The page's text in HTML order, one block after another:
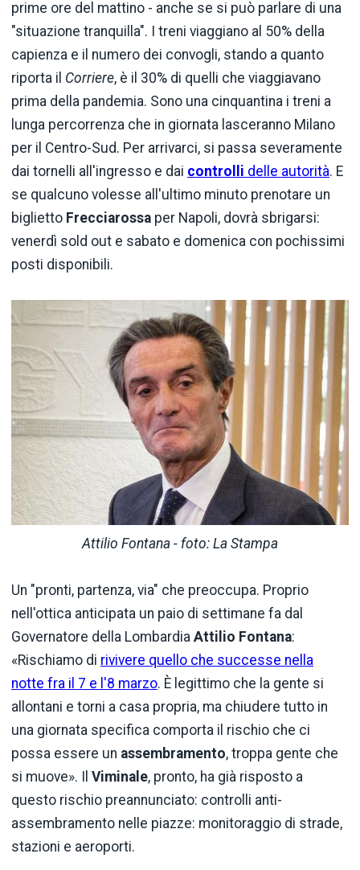
prime ore del mattino - anche se si può parlare di una
"situazione tranquilla". I treni viaggiano al 50% della
capienza e il numero dei convogli, stando a quanto
riporta il Corriere, è il 30% di quelli che viaggiavano
prima della pandemia. Sono una cinquantina i treni a
lunga percorrenza che in giornata lasceranno Milano
per il Centro-Sud. Per arrivarci, si passa severamente
dai tornelli all'ingresso e dai controlli delle autorità. E
se qualcuno volesse all'ultimo minuto prenotare un
biglietto Frecciarossa per Napoli, dovrà sbrigarsi:
venerdì sold out e sabato e domenica con pochissimi
posti disponibili.
Attilio Fontana - foto: La Stampa
Un "pronti, partenza, via" che preoccupa. Proprio
nell'ottica anticipata un paio di settimane fa dal
Governatore della Lombardia Attilio Fontana:
«Rischiamo di rivivere quello che successe nella
notte fra il 7 e l'8 marzo. È legittimo che la gente si
allontani e torni a casa propria, ma chiudere tutto in
una giornata specifica comporta il rischio che ci
possa essere un assembramento, troppa gente che
si muove». Il Viminale, pronto, ha già risposto a
questo rischio preannunciato: controlli anti-
assembramento nelle piazze: monitoraggio di strade,
stazioni e aeroporti.